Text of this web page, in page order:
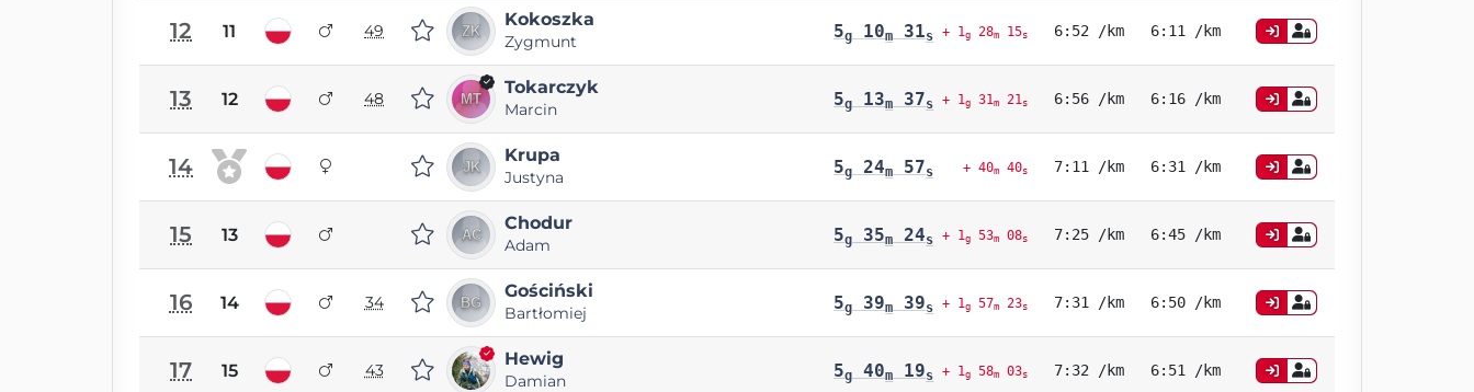
12 11 49
Kokoszka
Zygmunt 5g 10m 31s + 1g28m15s 6:52 /km 6:11 /km
13 12 48
Tokarczyk
Marcin 5g 13m 37s + 1g31m21s 6:56 /km 6:16 /km
14 Krupa
Justyna 5g 24m 57s + 40m40s 7:11 /km 6:31 /km
15 13
Chodur
Adam 5g 35m 24s + 1g53m08s 7:25 /km 6:45 /km
16 14 34
Gościński
Bartłomiej 5g 39m 39s + 1g57m23s 7:31 /km 6:50 /km
17 15 43
Hewig
Damian 5g 40m 19s + 1g58m03s 7:32 /km 6:51 /km